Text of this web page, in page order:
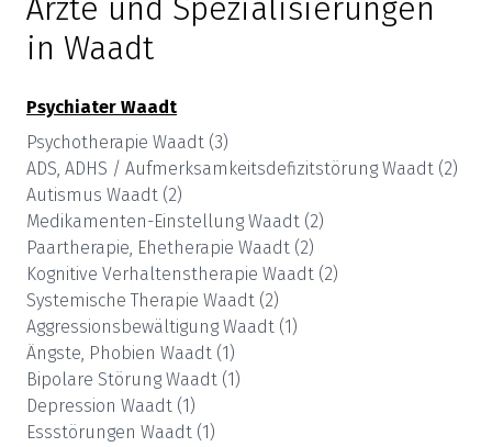
Ärzte und Spezialisierungen
in Waadt
Psychiater Waadt
Psychotherapie Waadt (3)
ADS, ADHS / Aufmerksamkeitsdefizitstörung Waadt (2)
Autismus Waadt (2)
Medikamenten-Einstellung Waadt (2)
Paartherapie, Ehetherapie Waadt (2)
Kognitive Verhaltenstherapie Waadt (2)
Systemische Therapie Waadt (2)
Aggressionsbewältigung Waadt (1)
Ängste, Phobien Waadt (1)
Bipolare Störung Waadt (1)
Depression Waadt (1)
Essstörungen Waadt (1)